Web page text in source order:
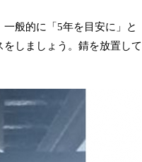
般的に「5年を目安に」と
しましょう。錆を放置して